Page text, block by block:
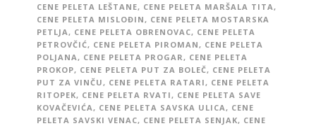
CENE PELETA LEŠTANE, CENE PELETA MARŠALA TITA ,
CENE PELETA MISLOĐIN , CENE PELETA MOSTARSKA
PETLJA , CENE PELETA OBRENOVAC, CENE PELETA
PETROVČIĆ, CENE PELETA PIROMAN , CENE PELETA
POLJANA , CENE PELETA PROGAR , CENE PELETA
PROKOP, CENE PELETA PUT ZA BOLEČ, CENE PELETA
PUT ZA VINČU , CENE PELETA RATARI , CENE PELETA
RITOPEK, CENE PELETA RVATI , CENE PELETA SAVE
KOVAČEVIĆA , CENE PELETA SAVSKA ULICA , CENE
PELETA SAVSKI VENAC, CENE PELETA SENJAK, CENE